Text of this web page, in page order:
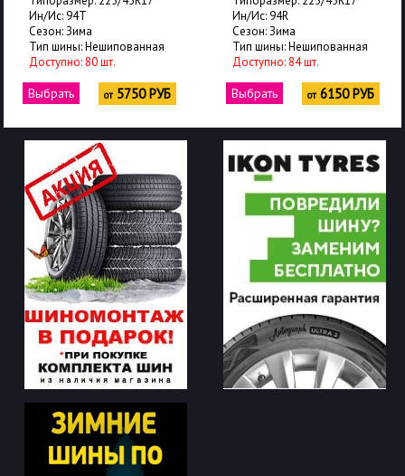
Ин/Ис: 94T
Сезон: Зима
Тип шины: Нешипованная
Доступно: 80 шт.
Выбрать от5750 РУБ
Ин/Ис: 94R
Сезон: Зима
Тип шины: Нешипованная
Доступно: 84 шт.
Выбрать от6150 РУБ